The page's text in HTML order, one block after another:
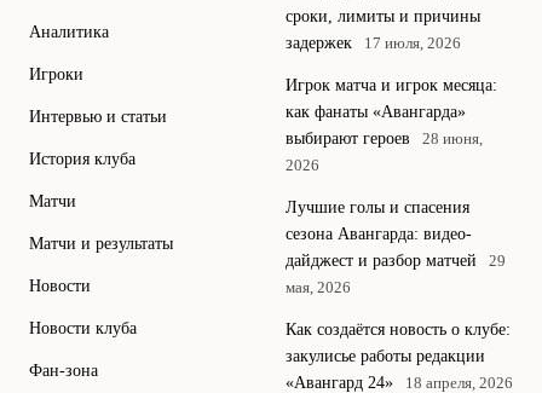
Аналитика
Игроки
Интервью и статьи
История клуба
Матчи
Матчи и результаты
Новости
Новости клуба
Фан-зона
сроки, лимиты и причины
задержек
17 июля, 2026
Игрок матча и игрок месяца:
как фанаты «Авангарда»
выбирают героев
28 июня,
2026
Лучшие голы и спасения
сезона Авангарда: видео-
дайджест и разбор матчей
29
мая, 2026
Как создаётся новость о клубе:
закулисье работы редакции
«Авангард 24»
18 апреля, 2026